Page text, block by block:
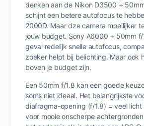
denken aan de Nikon D3500 +
schijnt een betere autofocus te
2000D. Maar dze camera moeilijker
jouw budget. Sony A6000 + 50mm f/
geval redelijk snelle autofocus,
zoeker helpt bij belichting. Maar ook
boven je budget zijn.
Een 50mm f/1.8 kan een goede
soms niet ideaal. Het belangrijkste
diafragma-opening (f/1.8) = veel
voor mooie onscherpe